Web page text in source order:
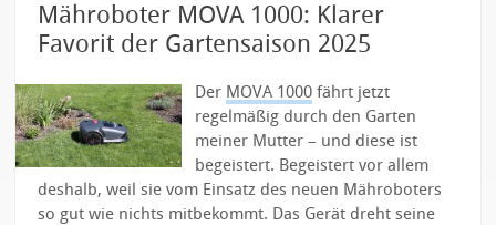
Mähroboter MOVA 1000: Klarer
Favorit der Gartensaison 2025
Der MOVA 1000 fährt jetzt
regelmäßig durch den Garten
meiner Mutter – und diese ist
begeistert. Begeistert vor allem
deshalb, weil sie vom Einsatz des neuen Mähroboters
so gut wie nichts mitbekommt. Das Gerät dreht seine